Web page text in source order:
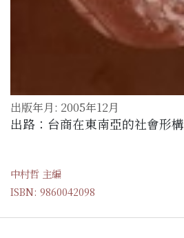
出版年月: 2005年12月
出路：台商在東南亞的社會形構
中村哲 主編
ISBN: 9860042098